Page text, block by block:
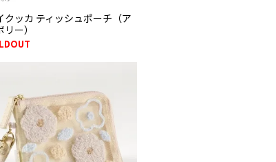
クッカ ティッシュポーチ（ア
リー）